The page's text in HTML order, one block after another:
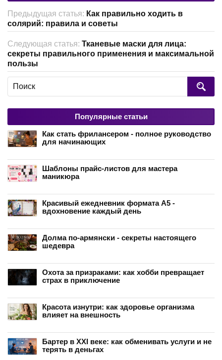
Предыдущая статья: Как правильно ходить в
солярий: правила и советы
Следующая статья: Тканевые маски для лица:
секреты правильного применения и максимальной
пользы
Популярные статьи
Как стать фрилансером - полное руководство
для начинающих
Шаблоны прайс-листов для мастера
маникюра
Красивый ежедневник формата А5 -
вдохновение каждый день
Долма по-армянски - секреты настоящего
шедевра
Охота за призраками: как хобби превращает
страх в приключение
Красота изнутри: как здоровье организма
влияет на внешность
Бартер в XXI веке: как обменивать услуги и не
терять в деньгах